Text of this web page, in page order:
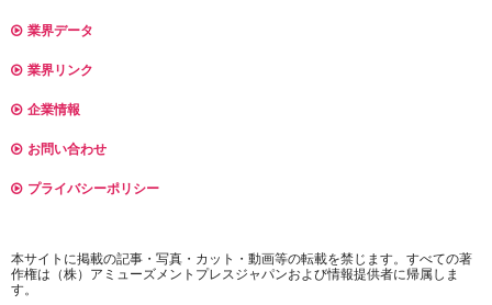
業界データ
業界リンク
企業情報
お問い合わせ
プライバシーポリシー
本サイトに掲載の記事・写真・カット・動画等の転載を禁じます。すべての著
作権は（株）アミューズメントプレスジャパンおよび情報提供者に帰属しま
す。